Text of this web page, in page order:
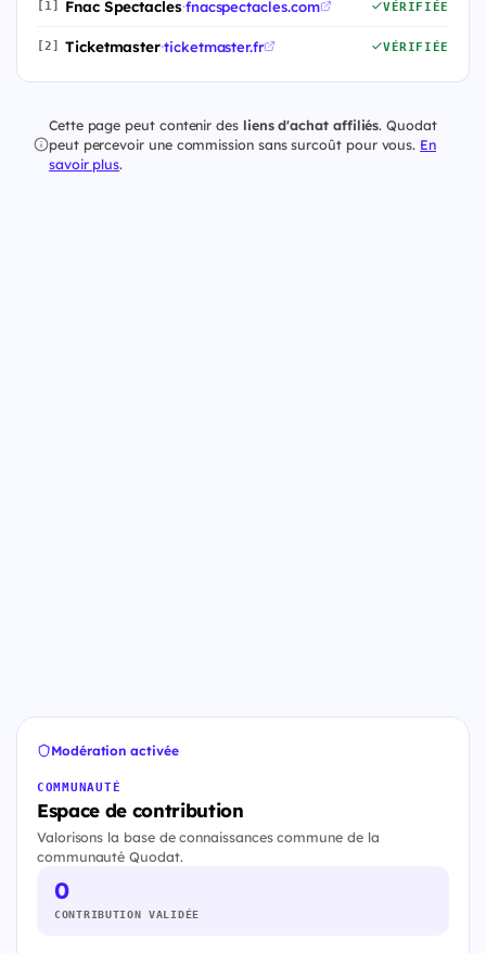
[1] Fnac Spectacles·fnacspectacles.com VÉRIFIÉE
[2] Ticketmaster·ticketmaster.fr VÉRIFIÉE
Cette page peut contenir des liens d'achat affiliés. Quodat
peut percevoir une commission sans surcoût pour vous. En
savoir plus.
Modération activée
COMMUNAUTÉ
Espace de contribution
Valorisons la base de connaissances commune de la
communauté Quodat.
0
CONTRIBUTION VALIDÉE